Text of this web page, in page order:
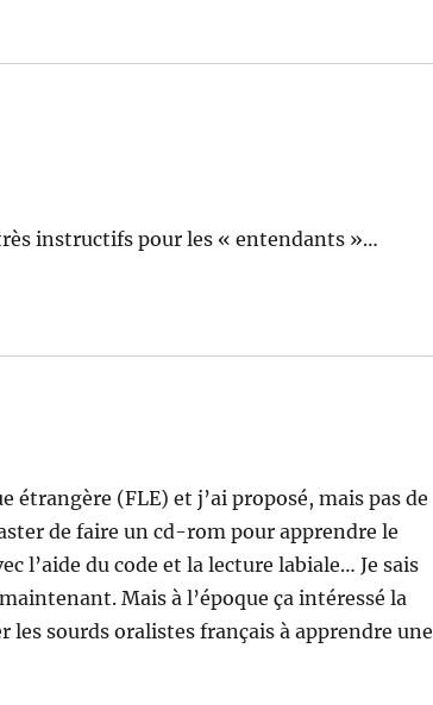
instructifs pour les « entendants »…
étrangère (FLE) et j’ai proposé, mais pas de
de faire un cd-rom pour apprendre le
l’aide du code et la lecture labiale… Je sais
Mais à l’époque ça intéressé la
les sourds oralistes français à apprendre une